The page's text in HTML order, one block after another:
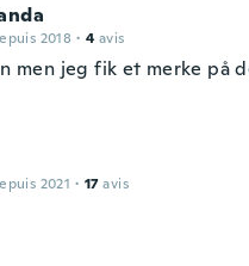
2018 · 4 avis
men jeg fik et merke på
2021 · 17 avis